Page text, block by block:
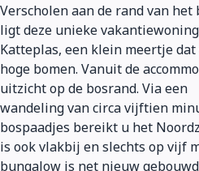
Verscholen aan de rand van het
ligt deze unieke
Katteplas, een klein meertje
hoge bomen. Vanuit de
uitzicht op de bosrand. Via een
wandeling van circa vijftien
bospaadjes bereikt u het
is ook vlakbij en slechts op vijf
bungalow is net nieuw